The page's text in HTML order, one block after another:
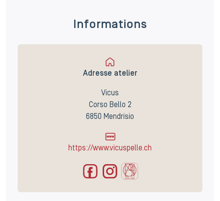
Informations
Adresse atelier
Vicus
Corso Bello 2
6850 Mendrisio
https://www.vicuspelle.ch